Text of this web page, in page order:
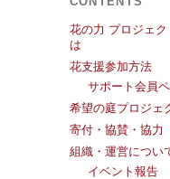
花の力 プロジェク
は
花支援参加方法
サポート会員
希望の庭プロジェ
寄付・協賛・協力
組織・運営につい
イベント報告